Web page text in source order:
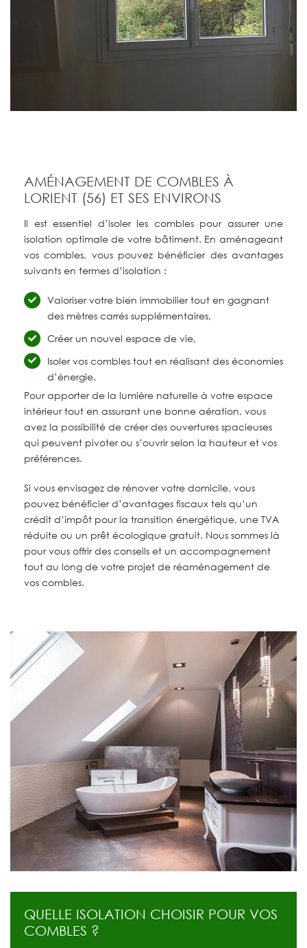
AMÉNAGEMENT DE COMBLES À
LORIENT (56) ET SES ENVIRONS
Il est essentiel d’isoler les combles pour assurer une
isolation optimale de votre bâtiment. En aménageant
vos combles, vous pouvez bénéficier des avantages
suivants en termes d’isolation :
Valoriser votre bien immobilier tout en gagnant
des mètres carrés supplémentaires,
Créer un nouvel espace de vie,
Isoler vos combles tout en réalisant des économies
d’énergie.
Pour apporter de la lumière naturelle à votre espace
intérieur tout en assurant une bonne aération, vous
avez la possibilité de créer des ouvertures spacieuses
qui peuvent pivoter ou s’ouvrir selon la hauteur et vos
préférences.
Si vous envisagez de rénover votre domicile, vous
pouvez bénéficier d’avantages fiscaux tels qu’un
crédit d’impôt pour la transition énergétique, une TVA
réduite ou un prêt écologique gratuit. Nous sommes là
pour vous offrir des conseils et un accompagnement
tout au long de votre projet de réaménagement de
vos combles.
QUELLE ISOLATION CHOISIR POUR VOS
COMBLES ?